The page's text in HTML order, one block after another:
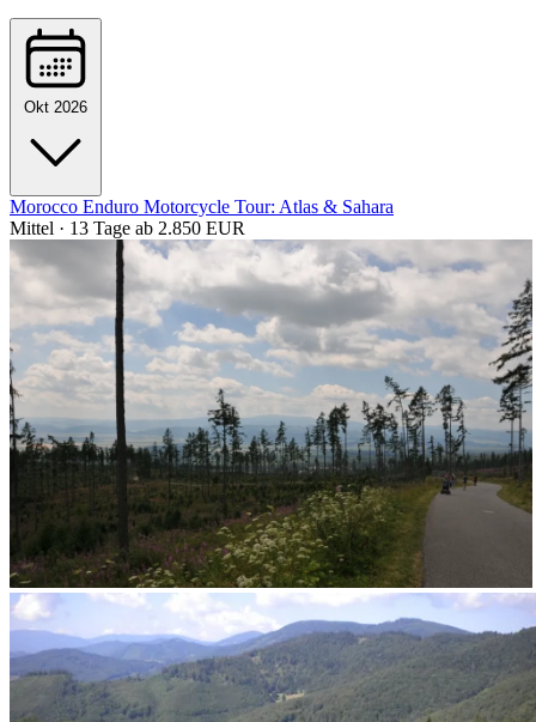
Okt 2026
Morocco Enduro Motorcycle Tour: Atlas & Sahara
Mittel · 13 Tage ab 2.850 EUR